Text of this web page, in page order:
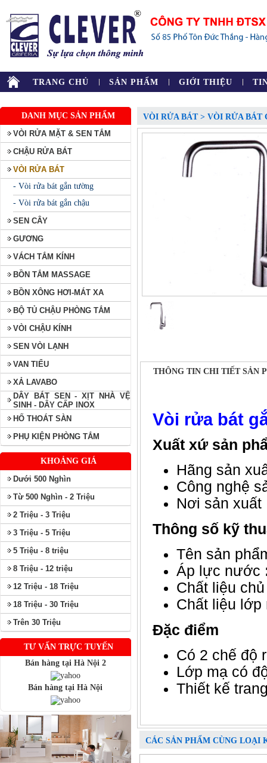
TRANG CHỦ SẢN PHẨM GIỚI THIỆU
DANH MỤC SẢN PHẨM
VÒI RỬA MẶT & SEN TẮM
CHẬU RỬA BÁT
VÒI RỬA BÁT
- Vòi rửa bát gắn tường
- Vòi rửa bát gắn chậu
SEN CÂY
GƯƠNG
VÁCH TẮM KÍNH
BỒN TẮM MASSAGE
BỒN XÔNG HƠI-MÁT XA
BỘ TỦ CHẬU PHÒNG TẮM
VÒI CHẬU KÍNH
SEN VÒI LẠNH
VAN TIỂU
XẢ LAVABO
DÂY BÁT SEN - XỊT NHÀ VỆ
SINH - DÂY CẤP INOX
HỐ THOÁT SÀN
PHỤ KIỆN PHÒNG TẮM
KHOẢNG GIÁ
Dưới 500 Nghìn
Từ 500 Nghìn - 2 Triệu
2 Triệu - 3 Triệu
3 Triệu - 5 Triệu
5 Triệu - 8 triệu
8 Triệu - 12 triệu
12 Triệu - 18 Triệu
18 Triệu - 30 Triệu
Trên 30 Triệu
TƯ VẤN TRỰC TUYẾN
Bán hàng tại Hà Nội 2
Bán hàng tại Hà Nội
VÒI RỬA BÁT > VÒI RỬA BÁT
THÔNG TIN CHI TIẾT SẢN
Vòi rửa bát
Xuất xứ sản
Hãng sản
Công nghệ
Nơi sản
Thông số kỹ
Tên sản
Áp lực nước
Chất liệu
Chất liệu
Đặc điểm
Có 2 chế độ
Lớp mạ có
Thiết kế
CÁC SẢN PHẨM CÙNG LOẠI